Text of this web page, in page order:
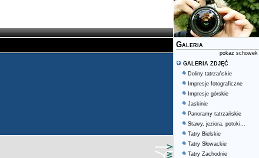
Galeria
pokaż schowek
GALERIA ZDJĘĆ
Doliny tatrzańskie
Impresje fotograficzne
Impresje górskie
Jaskinie
Panoramy tatrzańskie
Stawy, jeziora, potoki...
Tatry Bielskie
Tatry Słowackie
Tatry Zachodnie